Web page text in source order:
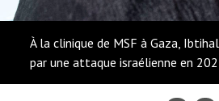
À la clinique de MSF à Gaza,
par une attaque israélienne en